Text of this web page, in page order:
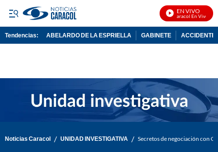
EN VIVO
Noticias Caracol En Vivo
Tendencias: ABELARDO DE LA ESPRIELLA GABINETE ACCIDENTE
Noticias Caracol / UNIDAD INVESTIGATIVA / Secretos de negociación con